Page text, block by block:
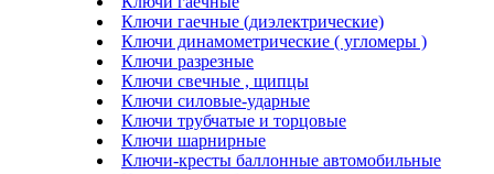
Ключи гаечные (диэлектрические)
Ключи динамометрические ( угломеры )
Ключи разрезные
Ключи свечные , щипцы
Ключи силовые-ударные
Ключи трубчатые и торцовые
Ключи шарнирные
Ключи-кресты баллонные автомобильные